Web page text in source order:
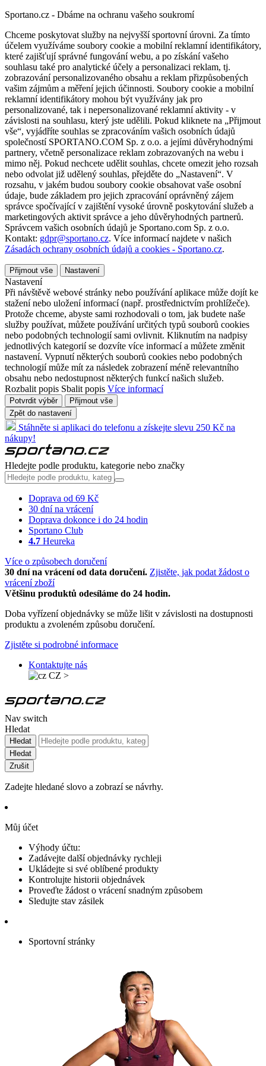
Sportano.cz - Dbáme na ochranu vašeho soukromí
Chceme poskytovat služby na nejvyšší sportovní úrovni. Za tímto
účelem využíváme soubory cookie a mobilní reklamní identifikátory,
které zajišťují správné fungování webu, a po získání vašeho
souhlasu také pro analytické účely a personalizaci reklam, tj.
zobrazování personalizovaného obsahu a reklam přizpůsobených
vašim zájmům a měření jejich účinnosti. Soubory cookie a mobilní
reklamní identifikátory mohou být využívány jak pro
personalizované, tak i nepersonalizované reklamní aktivity - v
závislosti na souhlasu, který jste udělili. Pokud kliknete na „Přijmout
vše“, vyjádříte souhlas se zpracováním vašich osobních údajů
společností SPORTANO.COM Sp. z o.o. a jejími důvěryhodnými
partnery, včetně personalizace reklam zobrazovaných na webu i
mimo něj. Pokud nechcete udělit souhlas, chcete omezit jeho rozsah
nebo odvolat již udělený souhlas, přejděte do „Nastavení“. V
rozsahu, v jakém budou soubory cookie obsahovat vaše osobní
údaje, bude základem pro jejich zpracování oprávněný zájem
správce spočívající v zajištění vysoké úrovně poskytování služeb a
marketingových aktivit správce a jeho důvěryhodných partnerů.
Správcem vašich osobních údajů je Sportano.com Sp. z o.o.
Kontakt: gdpr@sportano.cz. Více informací najdete v našich
Zásadách ochrany osobních údajů a cookies - Sportano.cz.
Přijmout vše Nastavení
Nastavení
Při návštěvě webové stránky nebo používání aplikace může dojít ke
stažení nebo uložení informací (např. prostřednictvím prohlížeče).
Protože chceme, abyste sami rozhodovali o tom, jak budete naše
služby používat, můžete používání určitých typů souborů cookies
nebo podobných technologií sami ovlivnit. Kliknutím na nadpisy
jednotlivých kategorií se dozvíte více informací a můžete změnit
nastavení. Vypnutí některých souborů cookies nebo podobných
technologií může mít za následek zobrazení méně relevantního
obsahu nebo nedostupnost některých funkcí našich služeb.
Rozbalit popis Sbalit popis Více informací
Potvrdit výběr
Přijmout vše
Zpět do nastavení
Stáhněte si aplikaci do telefonu a získejte slevu 250 Kč na
nákupy!
Hledejte podle produktu, kategorie nebo značky
Doprava od 69 Kč
30 dní na vrácení
Doprava dokonce i do 24 hodin
Sportano Club
4.7 Heureka
Více o způsobech doručení
30 dní na vrácení od data doručení. Zjistěte, jak podat žádost o
vrácení zboží
Většinu produktů odesíláme do 24 hodin.
Doba vyřízení objednávky se může lišit v závislosti na dostupnosti
produktu a zvoleném způsobu doručení.
Zjistěte si podrobné informace
Kontaktujte nás
CZ >
Nav switch
Hledat
Hledat
Hledat
Zrušit
Zadejte hledané slovo a zobrazí se návrhy.
Můj účet
Výhody účtu:
Zadávejte další objednávky rychleji
Ukládejte si své oblíbené produkty
Kontrolujte historii objednávek
Proveďte žádost o vrácení snadným způsobem
Sledujte stav zásilek
Sportovní stránky